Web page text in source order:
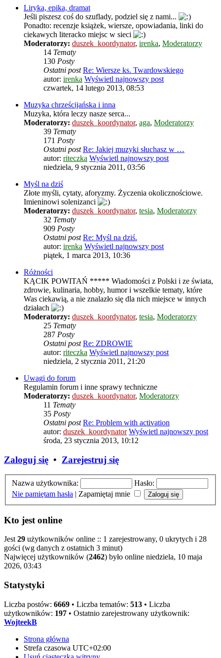
Liryka, epika, dramat
Jeśli piszesz coś do szuflady, podziel się z nami...
Ponadto: recenzje książek, wiersze, opowiadania, linki do
ciekawych literacko miejsc w sieci
Moderatorzy: duszek_koordynator, irenka, Moderatorzy
14 Tematy
130 Posty
Ostatni post Re: Wiersze ks. Twardowskiego
autor: irenka Wyświetl najnowszy post
czwartek, 14 lutego 2013, 08:53
Muzyka chrześcijańska i inna
Muzyka, która leczy nasze serca...
Moderatorzy: duszek_koordynator, aga, Moderatorzy
39 Tematy
171 Posty
Ostatni post Re: Jakiej muzyki słuchasz w …
autor: riteczka Wyświetl najnowszy post
niedziela, 9 stycznia 2011, 03:56
Myśl na dziś
Złote myśli, cytaty, aforyzmy. Życzenia okolicznościowe.
Imieninowi solenizanci
Moderatorzy: duszek_koordynator, tesia, Moderatorzy
32 Tematy
909 Posty
Ostatni post Re: Myśl na dziś.
autor: irenka Wyświetl najnowszy post
piątek, 1 marca 2013, 10:36
Różności
KĄCIK POWITAŃ ***** Wiadomości z Polski i ze świata,
zdrowie, kulinaria, hobby, humor i wszelkie tematy, które
Was ciekawią, a nie znalazło się dla nich miejsce w innych
działach
Moderatorzy: duszek_koordynator, tesia, Moderatorzy
25 Tematy
287 Posty
Ostatni post Re: ZDROWIE
autor: riteczka Wyświetl najnowszy post
niedziela, 2 stycznia 2011, 21:20
Uwagi do forum
Regulamin forum i inne sprawy techniczne
Moderatorzy: duszek_koordynator, Moderatorzy
11 Tematy
35 Posty
Ostatni post Re: Problem with activation
autor: duszek_koordynator Wyświetl najnowszy post
środa, 23 stycznia 2013, 10:12
Zaloguj się • Zarejestruj się
Nazwa użytkownika:
Hasło:
Nie pamiętam hasła | Zapamiętaj mnie
Kto jest online
Jest 29 użytkowników online :: 1 zarejestrowany, 0 ukrytych i 28
gości (wg danych z ostatnich 3 minut)
Najwięcej użytkowników (2462) było online niedziela, 10 maja
2026, 03:43
Statystyki
Liczba postów: 6669 • Liczba tematów: 513 • Liczba
użytkowników: 197 • Ostatnio zarejestrowany użytkownik:
WojteekB
Strona główna
Strefa czasowa UTC+02:00